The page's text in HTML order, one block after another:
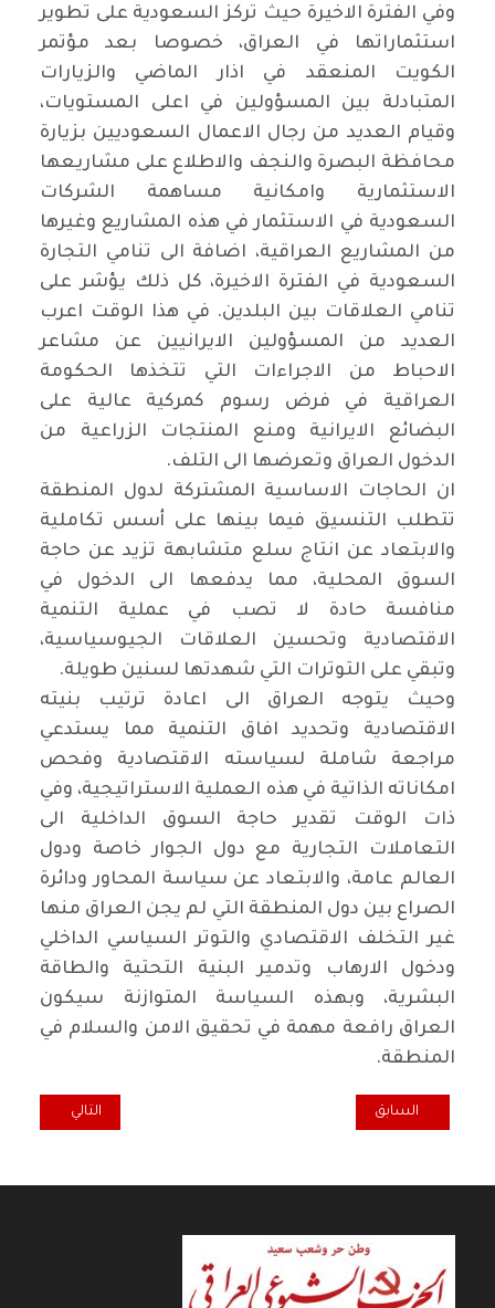
وفي الفترة الاخيرة حيث تركز السعودية على تطوير
استثماراتها في العراق، خصوصا بعد مؤتمر
الكويت المنعقد في اذار الماضي والزيارات
المتبادلة بين المسؤولين في اعلى المستويات،
وقيام العديد من رجال الاعمال السعوديين بزيارة
محافظة البصرة والنجف والاطلاع على مشاريعها
الاستثمارية وامكانية مساهمة الشركات
السعودية في الاستثمار في هذه المشاريع وغيرها
من المشاريع العراقية، اضافة الى تنامي التجارة
السعودية في الفترة الاخيرة، كل ذلك يؤشر على
تنامي العلاقات بين البلدين. في هذا الوقت اعرب
العديد من المسؤولين الايرانيين عن مشاعر
الاحباط من الاجراءات التي تتخذها الحكومة
العراقية في فرض رسوم كمركية عالية على
البضائع الايرانية ومنع المنتجات الزراعية من
الدخول العراق وتعرضها الى التلف.
ان الحاجات الاساسية المشتركة لدول المنطقة
تتطلب التنسيق فيما بينها على أسس تكاملية
والابتعاد عن انتاج سلع متشابهة تزيد عن حاجة
السوق المحلية، مما يدفعها الى الدخول في
منافسة حادة لا تصب في عملية التنمية
الاقتصادية وتحسين العلاقات الجيوسياسية،
وتبقي على التوترات التي شهدتها لسنين طويلة.
وحيث يتوجه العراق الى اعادة ترتيب بنيته
الاقتصادية وتحديد افاق التنمية مما يستدعي
مراجعة شاملة لسياسته الاقتصادية وفحص
امكاناته الذاتية في هذه العملية الاستراتيجية، وفي
ذات الوقت تقدير حاجة السوق الداخلية الى
التعاملات التجارية مع دول الجوار خاصة ودول
العالم عامة، والابتعاد عن سياسة المحاور ودائرة
الصراع بين دول المنطقة التي لم يجن العراق منها
غير التخلف الاقتصادي والتوتر السياسي الداخلي
ودخول الارهاب وتدمير البنية التحتية والطاقة
البشرية، وبهذه السياسة المتوازنة سيكون
العراق رافعة مهمة في تحقيق الامن والسلام في
المنطقة.
المقال السابق: خارج النسق.. المطبعي.. شاغل الصحافة والثقافة
السابق المقال التالي:
التالي